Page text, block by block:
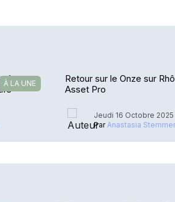
À LA UNE
Retour sur le Onze sur
Asset Pro
Jeudi 16 Octobre 2025
Par Anastasia Stemmer